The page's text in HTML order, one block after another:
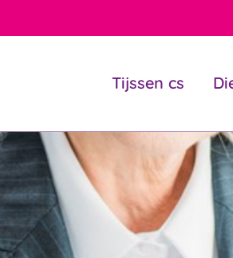
Tijssen cs